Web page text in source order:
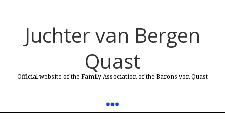
Juchter van Bergen
Quast
Official website of the Family Association of the Barons von Quast